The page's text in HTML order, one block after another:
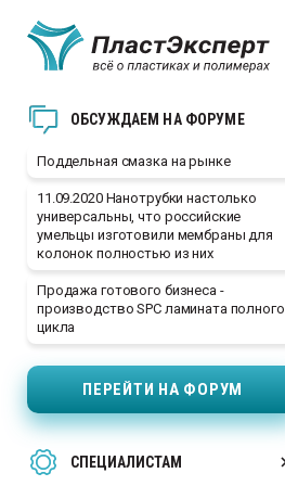
ОБСУЖДАЕМ НА ФОРУМЕ
Поддельная смазка на рынке
11.09.2020 Нанотрубки настолько
универсальны, что российские
умельцы изготовили мембраны для
колонок полностью из них
Продажа готового бизнеса -
производство SPC ламината полного
цикла
ПЕРЕЙТИ НА ФОРУМ
СПЕЦИАЛИСТАМ